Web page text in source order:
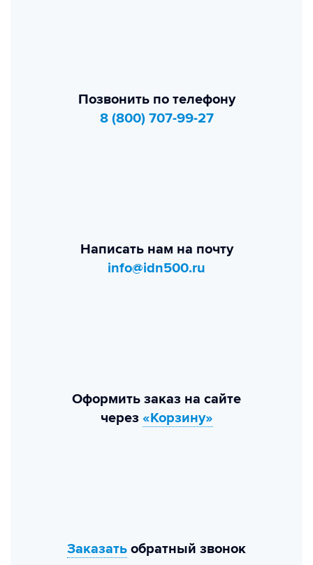
Позвонить по телефону
8 (800) 707-99-27
Написать нам на почту
info@idn500.ru
Оформить заказ на сайте
через «Корзину»
Заказать обратный звонок